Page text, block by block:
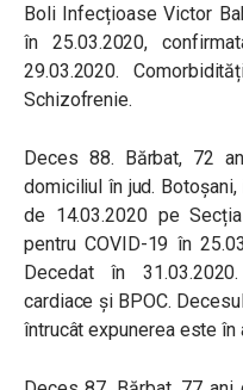
Boli Infecțioase Victor
în 25.03.2020,
29.03.2020.
Schizofrenie.
Deces 88. Bărbat, 72
domiciliul în jud.
de 14.03.2020 pe
pentru COVID-19 în
Decedat în
cardiace și BPOC.
întrucât expunerea este în